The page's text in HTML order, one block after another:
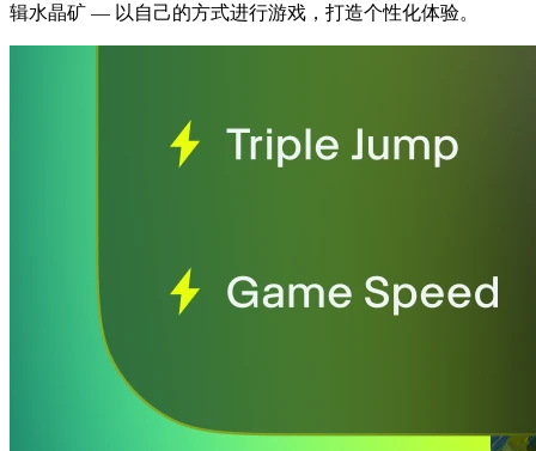
辑水晶矿 — 以自己的方式进行游戏，打造个性化体验。